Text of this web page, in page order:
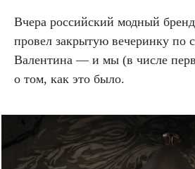
Вчера российский модный
провел закрытую вечеринку по
Валентина — и мы (в числе
о том, как это было.